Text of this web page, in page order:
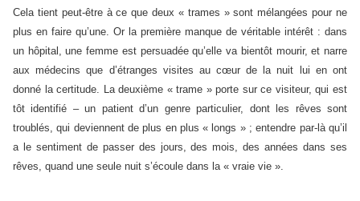
Cela tient peut-être à ce que deux « trames » sont mélangées pour ne
plus en faire qu’une. Or la première manque de véritable intérêt : dans
un hôpital, une femme est persuadée qu’elle va bientôt mourir, et narre
aux médecins que d’étranges visites au cœur de la nuit lui en ont
donné la certitude. La deuxième « trame » porte sur ce visiteur, qui est
tôt identifié – un patient d’un genre particulier, dont les rêves sont
troublés, qui deviennent de plus en plus « longs » ; entendre par-là qu’il
a le sentiment de passer des jours, des mois, des années dans ses
rêves, quand une seule nuit s’écoule dans la « vraie vie ».